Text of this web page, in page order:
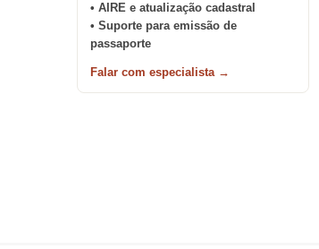
• AIRE e atualização cadastral
• Suporte para emissão de
passaporte
Falar com especialista →